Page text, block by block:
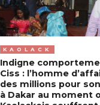
KAOLACK
Indigne
Ciss : l’homme
des millions pour
à Dakar au moment